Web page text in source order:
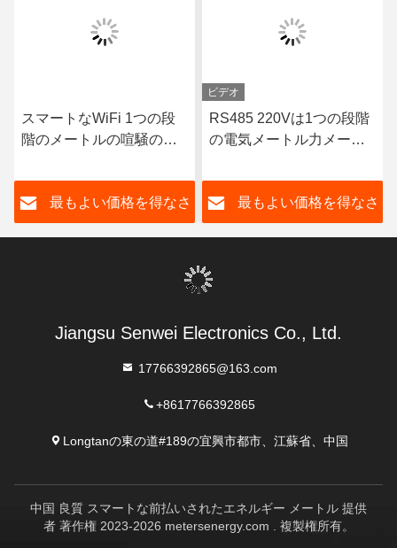
スマートなWiFi 1つの段
階のメートルの喧騒の柵
一フェーズ電子KWHのメ
ートル最もよい価格を得なさ
ビデオ
RS485 220Vは1つの段階
の電気メートル力メート
最もよい価格を得なさ
Jiangsu Senwei Electronics Co., Ltd.
17766392865@163.com
+8617766392865
Longtanの東の道#189の宜興市都市、江蘇省、中国
中国 良質 スマートな前払いされたエネルギー メートル 提供
者 著作権 2023-2026 metersenergy.com . 複製権所有。